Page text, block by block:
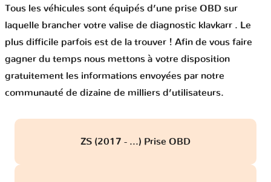
Tous les véhicules sont équipés d’une prise OBD sur
laquelle brancher votre valise de diagnostic klavkarr . Le
plus difficile parfois est de la trouver ! Afin de vous faire
gagner du temps nous mettons à votre disposition
gratuitement les informations envoyées par notre
communauté de dizaine de milliers d’utilisateurs.
ZS (2017 - ...) Prise OBD